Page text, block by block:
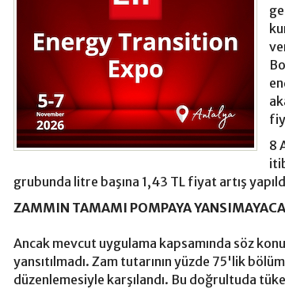
8
grubunda litre başına 1,43 TL fiyat artış
ZAMMIN TAMAMI POMPAYA
Ancak mevcut uygulama kapsamında söz
yansıtılmadı. Zam tutarının yüzde 75'lik
düzenlemesiyle karşılandı. Bu doğrultuda